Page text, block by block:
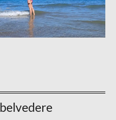
belvedere